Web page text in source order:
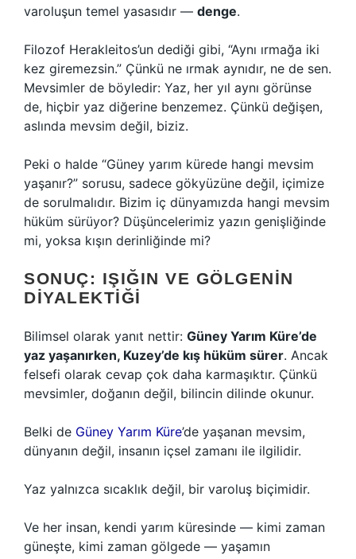
varoluşun temel yasasıdır — denge.
Filozof Herakleitos’un dediği gibi, “Aynı ırmağa iki
kez giremezsin.” Çünkü ne ırmak aynıdır, ne de sen.
Mevsimler de böyledir: Yaz, her yıl aynı görünse
de, hiçbir yaz diğerine benzemez. Çünkü değişen,
aslında mevsim değil, biziz.
Peki o halde “Güney yarım kürede hangi mevsim
yaşanır?” sorusu, sadece gökyüzüne değil, içimize
de sorulmalıdır. Bizim iç dünyamızda hangi mevsim
hüküm sürüyor? Düşüncelerimiz yazın genişliğinde
mi, yoksa kışın derinliğinde mi?
SONUÇ: IŞIĞIN VE GÖLGENIN
DIYALEKTIĞI
Bilimsel olarak yanıt nettir: Güney Yarım Küre’de
yaz yaşanırken, Kuzey’de kış hüküm sürer. Ancak
felsefi olarak cevap çok daha karmaşıktır. Çünkü
mevsimler, doğanın değil, bilincin dilinde okunur.
Belki de Güney Yarım Küre’de yaşanan mevsim,
dünyanın değil, insanın içsel zamanı ile ilgilidir.
Yaz yalnızca sıcaklık değil, bir varoluş biçimidir.
Ve her insan, kendi yarım küresinde — kimi zaman
güneşte, kimi zaman gölgede — yaşamın